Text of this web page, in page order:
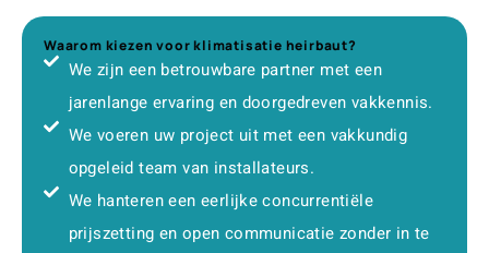
Waarom kiezen voor klimatisatie heirbaut?
We zijn een betrouwbare partner met een
jarenlange ervaring en doorgedreven vakkennis.
We voeren uw project uit met een vakkundig
opgeleid team van installateurs.
We hanteren een eerlijke concurrentiële
prijszetting en open communicatie zonder in te